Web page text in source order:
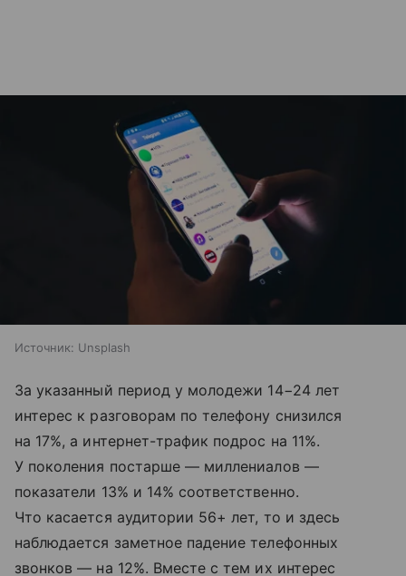
Источник: Unsplash
За указанный период у молодежи 14−24 лет
интерес к разговорам по телефону снизился
на 17%, а интернет-трафик подрос на 11%.
У поколения постарше — миллениалов —
показатели 13% и 14% соответственно.
Что касается аудитории 56+ лет, то и здесь
наблюдается заметное падение телефонных
звонков — на 12%. Вместе с тем их интерес